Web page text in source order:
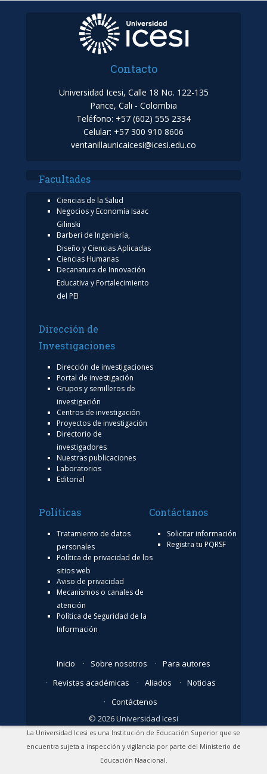
Contacto
Universidad Icesi, Calle 18 No. 122-135
Pance, Cali - Colombia
Teléfono: +57 (602) 555 2334
Celular: +57 300 910 8606
ventanillaunicaicesi@icesi.edu.co
Facultades
Ciencias de la Salud
Negocios y Economía Isaac
Gilinski
Barberi de Ingeniería,
Diseño y Ciencias Aplicadas
Ciencias Humanas
Decanatura de Innovación
Educativa y Fortalecimiento
del PEI
Dirección de
Investigaciones
Dirección de investigaciones
Portal de investigación
Grupos y semilleros de
investigación
Centros de investigación
Proyectos de investigación
Directorio de
investigadores
Nuestras publicaciones
Laboratorios
Editorial
Políticas
Tratamiento de datos
personales
Política de privacidad de los
sitios web
Aviso de privacidad
Mecanismos o canales de
atención
Política de Seguridad de la
Información
Contáctanos
Solicitar información
Registra tu PQRSF
Inicio Sobre nosotros
Para autores
Revistas académicas
Aliados
Noticias
Contáctenos
© 2026 Universidad Icesi
La Universidad Icesi es una Institución de Educación Superior que se
encuentra sujeta a inspección y vigilancia por parte del Ministerio de
Educación Naacional.